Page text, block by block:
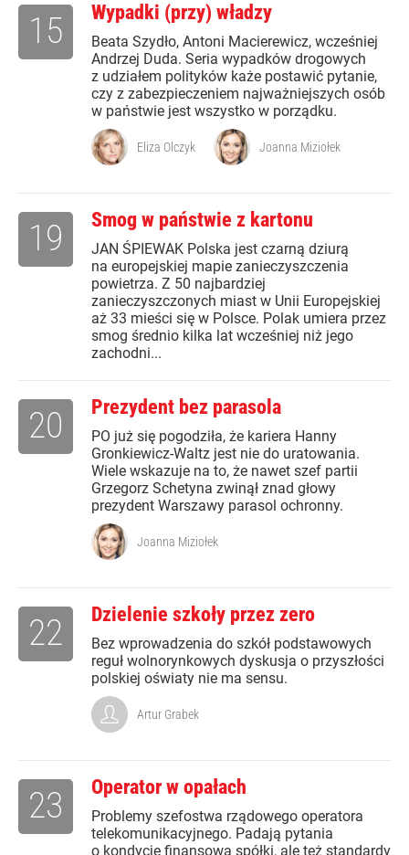
Wypadki (przy) władzy
Beata Szydło, Antoni Macierewicz, wcześniej
Andrzej Duda. Seria wypadków drogowych
z udziałem polityków każe postawić pytanie,
czy z zabezpieczeniem najważniejszych osób
w państwie jest wszystko w porządku.
15
Eliza Olczyk Joanna Miziołek
Smog w państwie z kartonu
JAN ŚPIEWAK Polska jest czarną dziurą
na europejskiej mapie zanieczyszczenia
powietrza. Z 50 najbardziej
zanieczyszczonych miast w Unii Europejskiej
aż 33 mieści się w Polsce. Polak umiera przez
smog średnio kilka lat wcześniej niż jego
zachodni...
19
Prezydent bez parasola
PO już się pogodziła, że kariera Hanny
Gronkiewicz-Waltz jest nie do uratowania.
Wiele wskazuje na to, że nawet szef partii
Grzegorz Schetyna zwinął znad głowy
prezydent Warszawy parasol ochronny.
20
Joanna Miziołek
Dzielenie szkoły przez zero
Bez wprowadzenia do szkół podstawowych
reguł wolnorynkowych dyskusja o przyszłości
polskiej oświaty nie ma sensu.
22
Artur Grabek
Operator w opałach
Problemy szefostwa rządowego operatora
telekomunikacyjnego. Padają pytania
o kondycję finansową spółki, ale też standardy
23